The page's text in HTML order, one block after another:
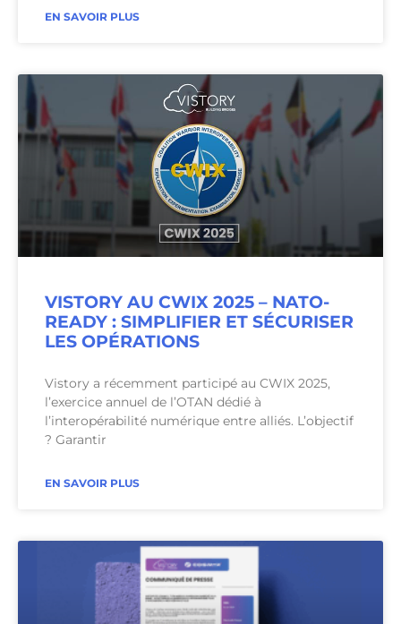
EN SAVOIR PLUS
VISTORY AU CWIX 2025 – NATO-
READY : SIMPLIFIER ET SÉCURISER
LES OPÉRATIONS
Vistory a récemment participé au CWIX 2025,
l’exercice annuel de l’OTAN dédié à
l’interopérabilité numérique entre alliés. L’objectif
? Garantir
EN SAVOIR PLUS